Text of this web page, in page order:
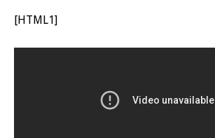
[HTML1]